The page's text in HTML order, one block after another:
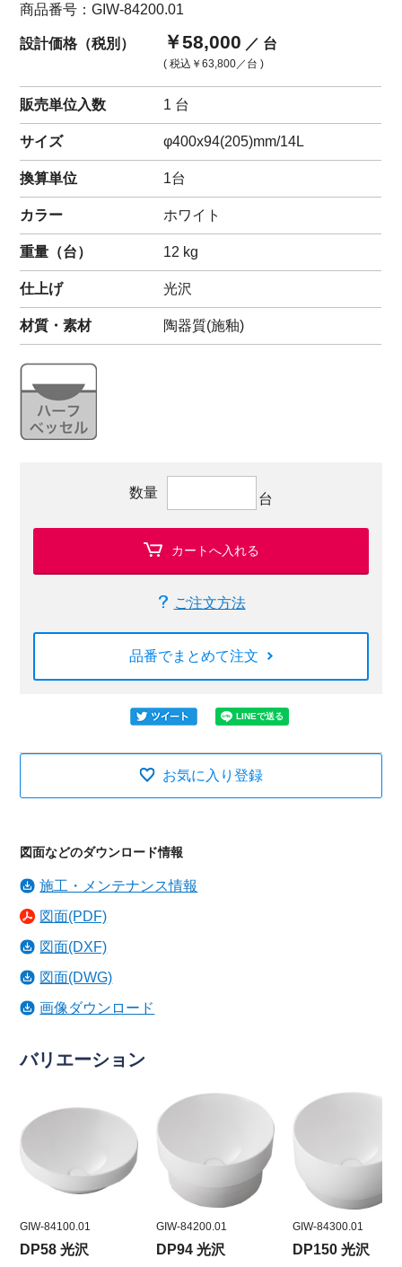
商品番号：GIW-84200.01
設計価格（税別） ￥58,000 ／ 台
( 税込 ￥63,800 ／台 )
販売単位入数 1 台
サイズ φ400x94(205)mm/14L
換算単位 1台
カラー ホワイト
重量（台） 12 kg
仕上げ 光沢
材質・素材 陶器質(施釉)
数量 台
カートへ入れる
ご注文方法
品番でまとめて注文
お気に入り登録
図面などのダウンロード情報
施工・メンテナンス情報
図面(PDF)
図面(DXF)
図面(DWG)
画像ダウンロード
バリエーション
GIW-84100.01
DP58 光沢
GIW-84200.01
DP94 光沢
GIW-84300.01
DP150 光沢